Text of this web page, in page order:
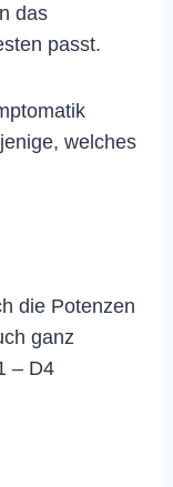
das
passt.
welches
die Potenzen
ganz
– D4